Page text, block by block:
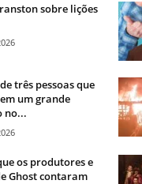
sobre lições
três pessoas que
um grande
no...
os produtores e
Ghost contaram